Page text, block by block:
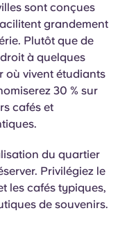
sont conçues
grandement
Plutôt que de
à quelques
où vivent étudiants
30 % sur
cafés et
du quartier
Privilégiez le
les cafés typiques,
de souvenirs.